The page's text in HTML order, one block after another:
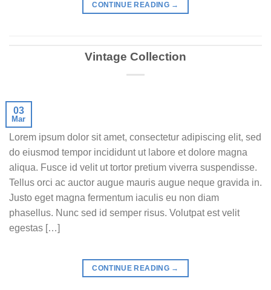
CONTINUE READING →
Vintage Collection
03
Mar
Lorem ipsum dolor sit amet, consectetur adipiscing elit, sed
do eiusmod tempor incididunt ut labore et dolore magna
aliqua. Fusce id velit ut tortor pretium viverra suspendisse.
Tellus orci ac auctor augue mauris augue neque gravida in.
Justo eget magna fermentum iaculis eu non diam
phasellus. Nunc sed id semper risus. Volutpat est velit
egestas […]
CONTINUE READING →